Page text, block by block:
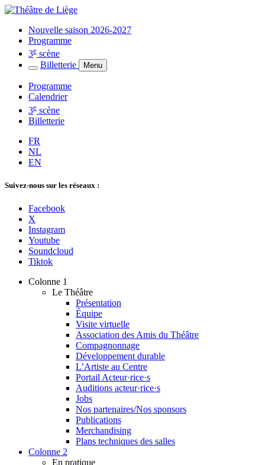
Nouvelle saison 2026-2027
Programme
3e scène
Billetterie
Menu
Programme
Calendrier
3e scène
Billetterie
FR
NL
EN
Suivez-nous sur les réseaux :
Facebook
X
Instagram
Youtube
Soundcloud
Tiktok
Colonne 1
Le Théâtre
Présentation
Équipe
Visite virtuelle
Association des Amis du Théâtre
Compagnonnage
Développement durable
L’Artiste au Centre
Portail Acteur·rice·s
Auditions acteur·rice·s
Jobs
Nos partenaires/Nos sponsors
Publications
Merchandising
Plans techniques des salles
Colonne 2
En pratique